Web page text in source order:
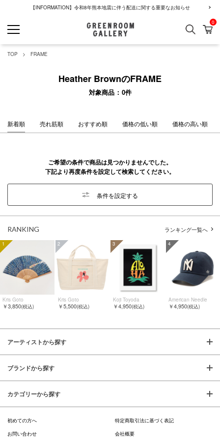
【INFORMATION】令和8年熊本地震に伴う配送に関する重要なお知らせ
検索 カ
0
TOP FRAME
Heather BrownのFRAME
対象商品 0件
新着順 売れ筋順 おすすめ順 価格の低い順 価格の高い順
ご希望の条件で商品は見つかりませんでした。
下記より再度条件を設定して検索してください。
条件を設定する
RANKING ランキング一覧へ
1
Kris Goto
￥3,850(税込)
2
Kris Goto
￥5,500(税込)
3
Koji Toyoda
￥4,950(税込)
4
American Needle
￥4,950(税込)
アーティストから探す
ブランドから探す
カテゴリーから探す
初めての方へ
特定商取引法に基づく表記
お問い合わせ
会社概要